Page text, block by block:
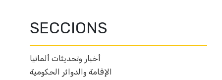
SECCIONS
أخبار وتحديثات ألمانيا
الإقامة والدوائر الحكومية